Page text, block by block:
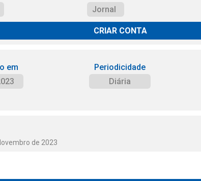
Jornal
CRIAR CONTA
em
Periodicidade
Diária
de 2023